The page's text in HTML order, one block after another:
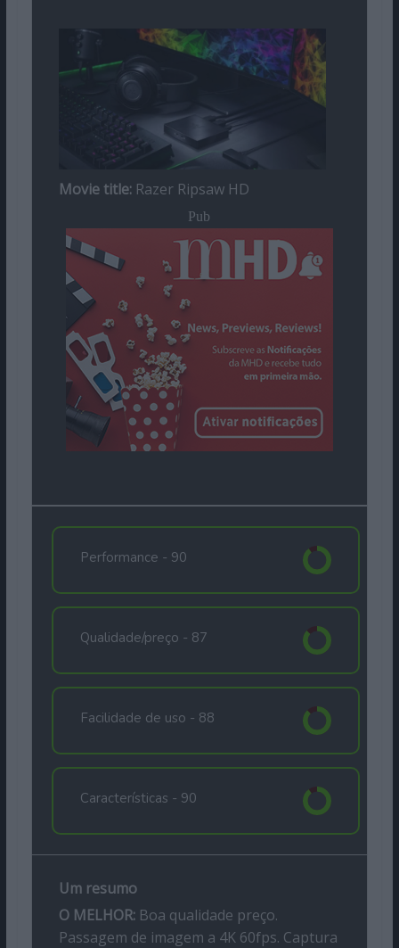
Movie title:Razer Ripsaw HD
Pub
Performance - 90
Qualidade/preço - 87
Facilidade de uso - 88
Características - 90
Um resumo
O MELHOR:Boa qualidade preço.
Passagem de imagem a 4K 60fps. Captura